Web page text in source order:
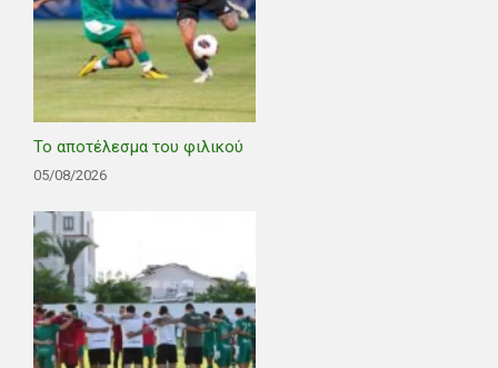
Το αποτέλεσμα του φιλικού
05/08/2026